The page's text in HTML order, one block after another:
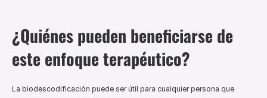
¿Quiénes pueden beneficiarse de
este enfoque terapéutico?
La biodescodificación puede ser útil para cualquier persona que